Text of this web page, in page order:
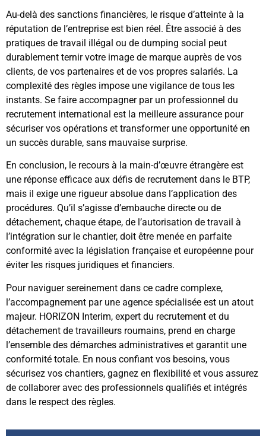
Au-delà des sanctions financières, le risque d’atteinte à la
réputation de l’entreprise est bien réel. Être associé à des
pratiques de travail illégal ou de dumping social peut
durablement ternir votre image de marque auprès de vos
clients, de vos partenaires et de vos propres salariés. La
complexité des règles impose une vigilance de tous les
instants. Se faire accompagner par un professionnel du
recrutement international est la meilleure assurance pour
sécuriser vos opérations et transformer une opportunité en
un succès durable, sans mauvaise surprise.
En conclusion, le recours à la main-d’œuvre étrangère est
une réponse efficace aux défis de recrutement dans le BTP,
mais il exige une rigueur absolue dans l’application des
procédures. Qu’il s’agisse d’embauche directe ou de
détachement, chaque étape, de l’autorisation de travail à
l’intégration sur le chantier, doit être menée en parfaite
conformité avec la législation française et européenne pour
éviter les risques juridiques et financiers.
Pour naviguer sereinement dans ce cadre complexe,
l’accompagnement par une agence spécialisée est un atout
majeur. HORIZON Interim, expert du recrutement et du
détachement de travailleurs roumains, prend en charge
l’ensemble des démarches administratives et garantit une
conformité totale. En nous confiant vos besoins, vous
sécurisez vos chantiers, gagnez en flexibilité et vous assurez
de collaborer avec des professionnels qualifiés et intégrés
dans le respect des règles.